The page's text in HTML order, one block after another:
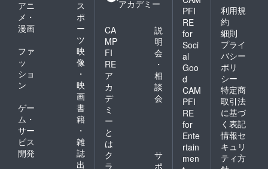
アニ
メ・
漫画
ス
ポ
ー
ツ
ファ
ッ
ショ
ン
映
像
・
映
画
ゲー
ム・
サー
ビス
開発
書
籍
・
雑
誌
出
アカデミー
CA
MP
FI
RE
ア
カ
デ
ミ
ー
と
は
説
明
会
・
相
談
会
ク
ラ
サ
ポ
PFI
RE
for
Soci
al
Goo
d
CAM
PFI
RE
for
Ente
rtain
men
利用規
約
細則
プライ
バシー
ポリ
シー
特定商
取引法
に基づ
く表記
情報セ
キュリ
ティ方